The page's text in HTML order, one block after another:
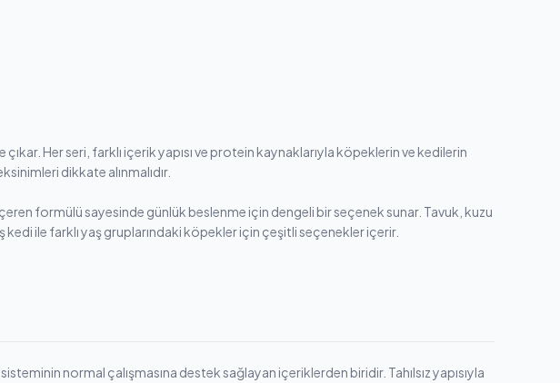
Her seri, farklı içerik yapısı ve protein kaynaklarıyla köpeklerin ve kedilerin
dikkate alınmalıdır.
formülü sayesinde günlük beslenme için dengeli bir seçenek sunar. Tavuk, kuzu
kedi ile farklı yaş gruplarındaki köpekler için çeşitli seçenekler içerir.
normal çalışmasına destek sağlayan içeriklerden biridir. Tahılsız yapısıyla